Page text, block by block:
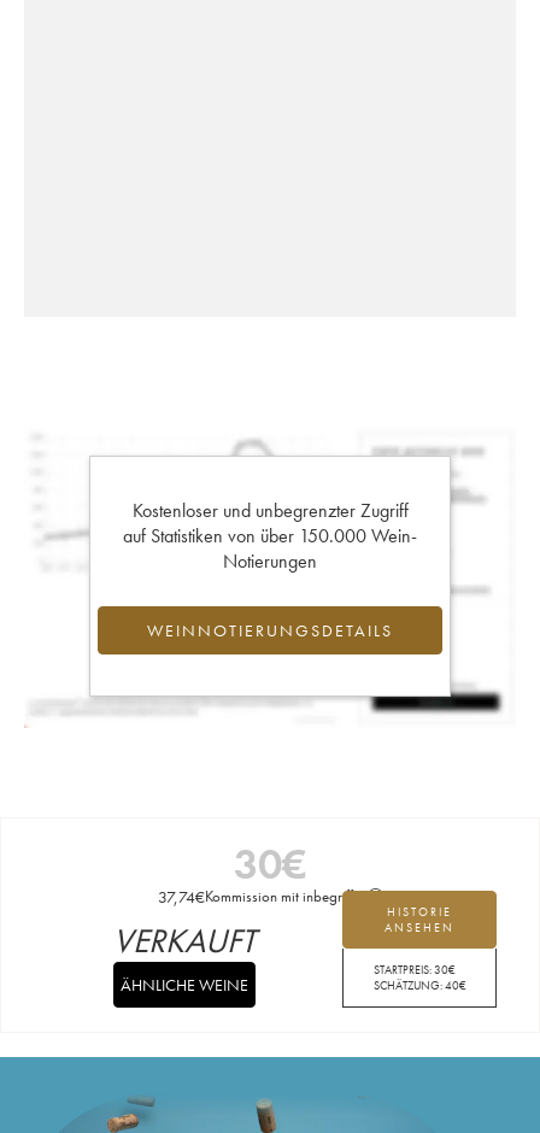
Kostenloser und unbegrenzter Zugriff
auf Statistiken von über 150.000 Wein-
Notierungen
WEINNOTIERUNGSDETAILS
30€
37,74€Kommission mit inbegriffen
HISTORIE
ANSEHEN
STARTPREIS:30€
SCHÄTZUNG:40€
VERKAUFT
ÄHNLICHE WEINE